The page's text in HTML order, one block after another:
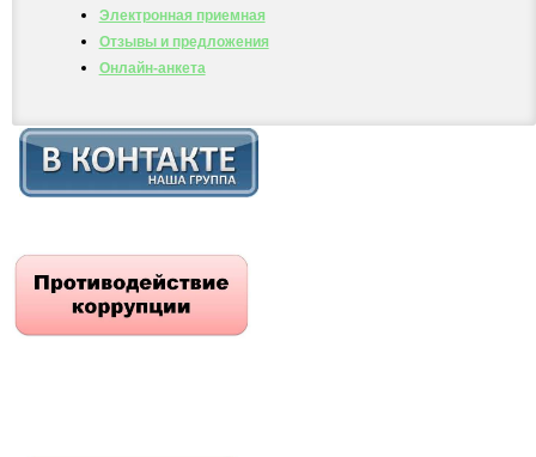
Электронная приемная
Отзывы и предложения
Онлайн-анкета